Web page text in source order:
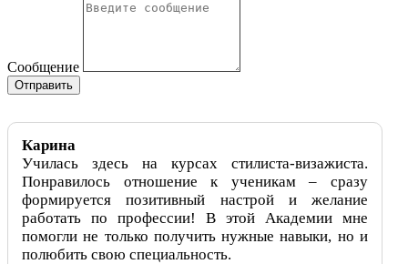
Сообщение
Отправить
Карина
Училась здесь на курсах стилиста-визажиста.
Понравилось отношение к ученикам – сразу
формируется позитивный настрой и желание
работать по профессии! В этой Академии мне
помогли не только получить нужные навыки, но и
полюбить свою специальность.